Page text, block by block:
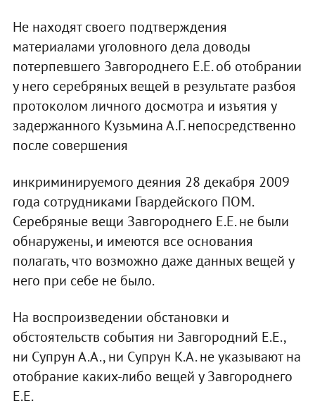
Не находят своего подтверждения
материалами уголовного дела доводы
потерпевшего Завгороднего Е.Е. об отобрании
у него серебряных вещей в результате разбоя
протоколом личного досмотра и изъятия у
задержанного Кузьмина А.Г. непосредственно
после совершения
инкриминируемого деяния 28 декабря 2009
года сотрудниками Гвардейского ПОМ.
Серебряные вещи Завгороднего Е.Е. не были
обнаружены, и имеются все основания
полагать, что возможно даже данных вещей у
него при себе не было.
На воспроизведении обстановки и
обстоятельств события ни Завгородний Е.Е.,
ни Супрун А.А., ни Супрун К.А. не указывают на
отобрание каких-либо вещей у Завгороднего
Е.Е.